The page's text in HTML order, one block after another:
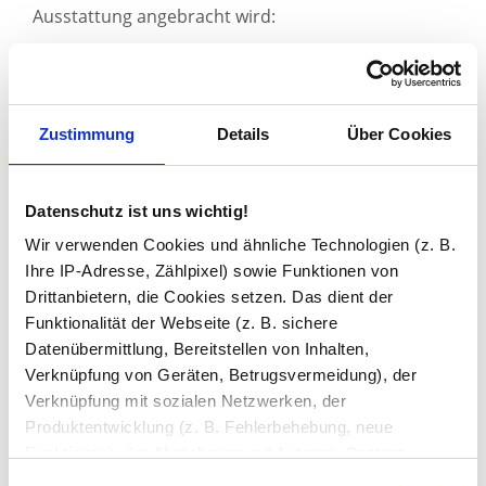
Zustimmung Details Über Cookies
Datenschutz ist uns wichtig!
Wir verwenden Cookies und ähnliche Technologien (z. B.
Ihre IP-Adresse, Zählpixel) sowie Funktionen von
Drittanbietern, die Cookies setzen. Das dient der
Funktionalität der Webseite (z. B. sichere
Datenübermittlung, Bereitstellen von Inhalten,
Verknüpfung von Geräten, Betrugsvermeidung), der
Verknüpfung mit sozialen Netzwerken, der
Produktentwicklung (z. B. Fehlerbehebung, neue
Ausstattung angebracht wird:
Touch-Sensoroder Gegensteuerung
Glasablagen
Steckdosen
Schminkspiegelauch mit zusätzlicher
Beleuchtung
Spiegelheizung
Wozu dient die Spiegelheizung?
Jeder kennt den Effekt, den warme, feuchte Luft auf
Spiegelglas ausübt. Nachdem im Bad viel warmes
Wasser verbraucht wurde, läuft das Glas an.
Schminken oder Rasieren ist jetzt nicht mehr
möglich.